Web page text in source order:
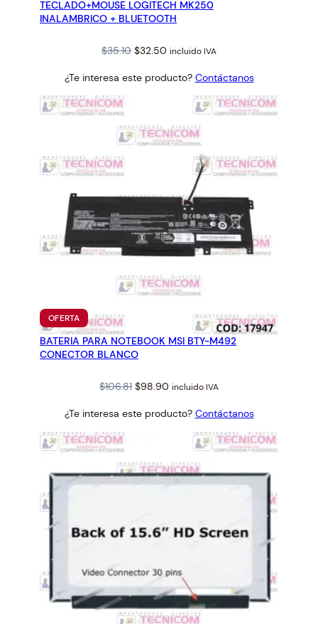
OFERTA
TECLADO+MOUSE LOGITECH MK250
INALAMBRICO + BLUETOOTH
$35.10 Original
was:
$32.50 Current
is:
$32.50.
incluido IVA
¿Te interesa este producto? Contáctanos
OFERTAPRODUCTO
EN
OFERTA
BATERIA PARA NOTEBOOK MSI BTY-M492
CONECTOR BLANCO
$106.81 Original
was:
$98.90 Current
is:
$98.90.
incluido IVA
¿Te interesa este producto? Contáctanos